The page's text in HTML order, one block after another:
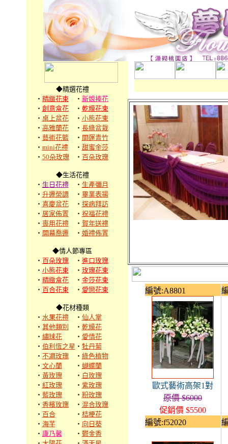
◆精選花禮
‧ 精緻花束 ‧ 新娘捧花
‧ 創意盒花 ‧ 乾燥花束
‧ 桌上盆花 ‧ 小熊花束
‧ 高雅蘭花 ‧ 長綠盆栽
‧ 藝術花籃 ‧ 開運青竹
‧ mini花禮 ‧ 甜蜜金莎
‧ 50朵玫瑰 ‧ 百朵玫瑰
◆生活花禮
‧ 生日花禮 ‧ 生產彌月
‧ 升遷榮調 ‧ 畢業表揚
‧ 喜慶盆花 ‧ 探病拜訪
‧ 居家佈置 ‧ 祝福花禮
‧ 喪用花禮 ‧ 賀年送禮
‧ 開幕喬遷 ‧ 婚禮佈置
◆情人節專區
‧ 百朵玫瑰 ‧ 進口玫瑰
‧ 小熊花束 ‧ 玫瑰花束
‧ 精緻盒花 ‧ 金莎花束
‧ 百合花束 ‧ 愛戀花束
◆花材種類
‧ 水果花禮 ‧ 仙人掌
‧ 其他類別 ‧ 乾燥花
‧ 繡球花 ‧ 愛情花
‧ 伯利恆之星 ‧ 牡丹菊
‧ 不凋玫瑰 ‧ 綠色植物
‧ 文心蘭 ‧ 蝴蝶蘭
‧ 黃玫瑰 ‧ 白玫瑰
‧ 紅玫瑰 ‧ 紫玫瑰
‧ 藍玫瑰 ‧ 粉玫瑰
‧ 香檳玫瑰 ‧ 混合玫瑰
‧ 百合 ‧ 桔梗花
‧ 海芋 ‧ 向日葵
‧ 康乃馨 ‧ 鬱金香
編號:A8801
歐式藝術高架1對
原價 $6000
促銷價 $5500
編號:f52020